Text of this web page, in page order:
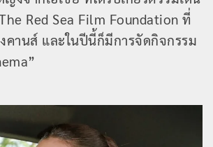
Red Sea Film Foundation ที่
คานส์ และในปีนี้ก็มีการจัดกิจกรรม